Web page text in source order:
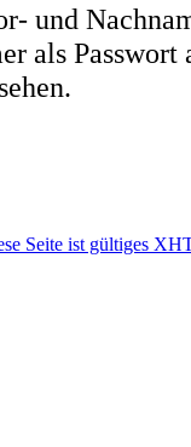
und
als Passwort